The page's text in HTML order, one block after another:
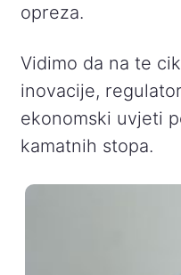
opreza.
Vidimo da na te
inovacije,
ekonomski uvjeti
kamatnih stopa.